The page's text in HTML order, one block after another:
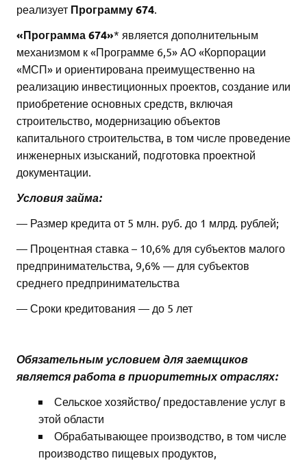
реализует Программу 674.
«Программа 674»* является дополнительным
механизмом к «Программе 6,5» АО «Корпорации
«МСП» и ориентирована преимущественно на
реализацию инвестиционных проектов, создание или
приобретение основных средств, включая
строительство, модернизацию объектов
капитального строительства, в том числе проведение
инженерных изысканий, подготовка проектной
документации.
Условия займа:
— Размер кредита от 5 млн. руб. до 1 млрд. рублей;
— Процентная ставка – 10,6% для субъектов малого
предпринимательства, 9,6% — для субъектов
среднего предпринимательства
— Сроки кредитования — до 5 лет
Обязательным условием для заемщиков
является работа в приоритетных отраслях:
Сельское хозяйство/ предоставление услуг в
этой области
Обрабатывающее производство, в том числе
производство пищевых продуктов,